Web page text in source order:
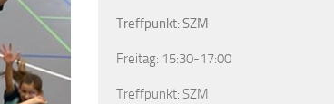
Treffpunkt: SZM
Freitag: 15:30-17:00
Treffpunkt: SZM